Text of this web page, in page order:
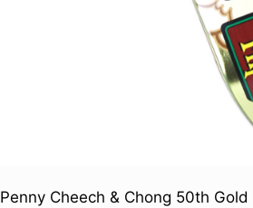
Penny Cheech & Chong 50th Gold